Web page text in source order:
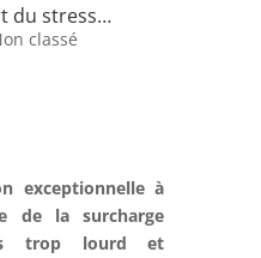
du stress…
classé
exceptionnelle à
de la surcharge
trop lourd et